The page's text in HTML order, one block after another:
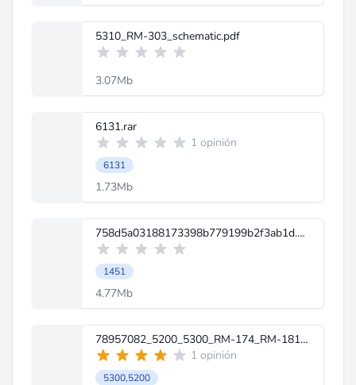
5310_RM-303_schematic.pdf
3.07Mb
6131.rar
1 opinión
6131
1.73Mb
758d5a03188173398b779199b2f3ab1d.pdf
1451
4.77Mb
78957082_5200_5300_RM-174_RM-181_RM-146_RM-147_schematics_V1_0.pdf
1 opinión
5300,5200